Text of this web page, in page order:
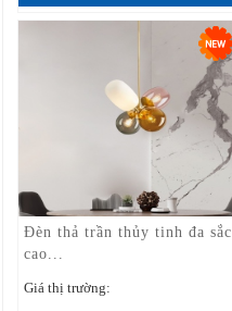
Đèn thả trần thủy tinh đa sắc
cao...
Giá thị trường: